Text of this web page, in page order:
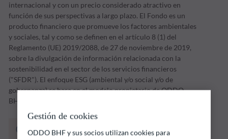
internacional y con un precio considerado atractivo en
función de sus perspectivas a largo plazo. El Fondo es un
producto financiero que promueve los factores ambientales
y sociales, tal y como se definen en el artículo 8 (1) del
Reglamento (UE) 2019/2088, de 27 de noviembre de 2019,
sobre la divulgación de información relacionada con la
sostenibilidad en el sector de los servicios financieros
("SFDR"). El enfoque ESG (ambiental y/o social y/o de
gobernanza) se basa en el modelo propietario de ODDO
BHF AM.
El fondo que se indica a continuación conlleva
Gestión de cookies
ODDO BHF y sus socios utilizan cookies para